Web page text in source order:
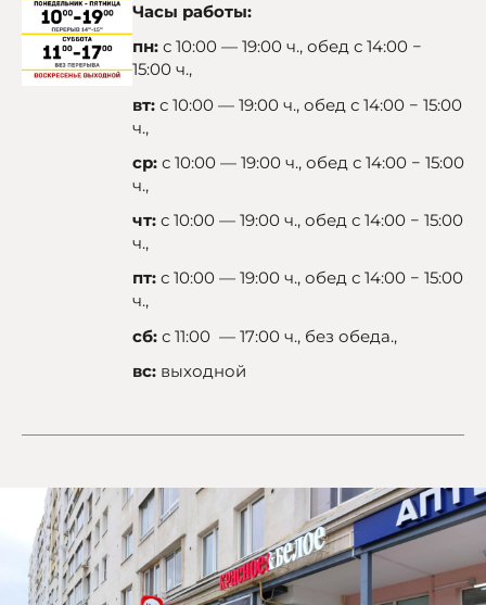
Часы работы:
пн: с 10:00 — 19:00 ч., обед с 14:00 −
15:00 ч.,
вт: с 10:00 — 19:00 ч., обед с 14:00 − 15:00
ч.,
ср: с 10:00 — 19:00 ч., обед с 14:00 − 15:00
ч.,
чт: с 10:00 — 19:00 ч., обед с 14:00 − 15:00
ч.,
пт: с 10:00 — 19:00 ч., обед с 14:00 − 15:00
ч.,
сб: с 11:00 — 17:00 ч., без обеда.,
вс: выходной